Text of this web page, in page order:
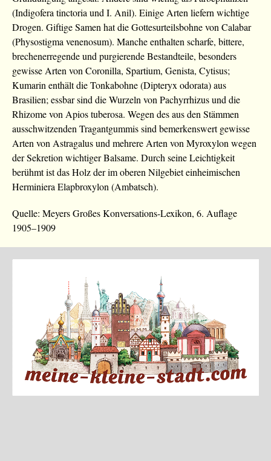
(Indigofera tinctoria und I. Anil). Einige Arten liefern wichtige
Drogen. Giftige Samen hat die Gottesurteilsbohne von Calabar
(Physostigma venenosum). Manche enthalten scharfe, bittere,
brechenerregende und purgierende Bestandteile, besonders
gewisse Arten von Coronilla, Spartium, Genista, Cytisus;
Kumarin enthält die Tonkabohne (Dipteryx odorata) aus
Brasilien; essbar sind die Wurzeln von Pachyrrhizus und die
Rhizome von Apios tuberosa. Wegen des aus den Stämmen
ausschwitzenden Tragantgummis sind bemerkenswert gewisse
Arten von Astragalus und mehrere Arten von Myroxylon wegen
der Sekretion wichtiger Balsame. Durch seine Leichtigkeit
berühmt ist das Holz der im oberen Nilgebiet einheimischen
Herminiera Elapbroxylon (Ambatsch).
Quelle: Meyers Großes Konversations-Lexikon, 6. Auflage
1905–1909